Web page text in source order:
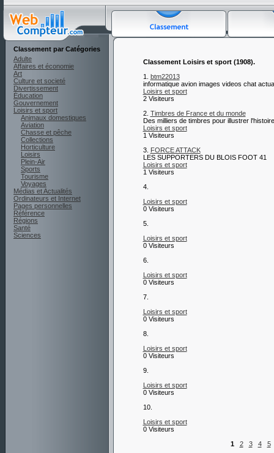
Classement par Catégories
Adulte
Affaires et économie
Art
Culture et societé
Divertissement
Éducation
Gouvernement
Loisirs et sport
Animaux domestiques
Aviation
Chasse et pêche
Collections
Horticulture
Loisirs
Plein-Air
Sports
Tourisme
Voyages
Médias et Actualités
Ordinateurs et Internet
Pages personnelles
Référence
Régions
Santé
Sciences
Classement Loisirs et sport (1908).
1. btm22013
informatique avion images videos chat
Loisirs et sport
2 Visiteurs
2. Timbres de France et du monde
Des milliers de timbres pour illustrer
Loisirs et sport
1 Visiteurs
3. FORCE ATTACK
LES SUPPORTERS DU BLOIS FOOT 41
Loisirs et sport
1 Visiteurs
4.
Loisirs et sport
0 Visiteurs
5.
Loisirs et sport
0 Visiteurs
6.
Loisirs et sport
0 Visiteurs
7.
Loisirs et sport
0 Visiteurs
8.
Loisirs et sport
0 Visiteurs
9.
Loisirs et sport
0 Visiteurs
10.
Loisirs et sport
0 Visiteurs
1
2 3 4 5